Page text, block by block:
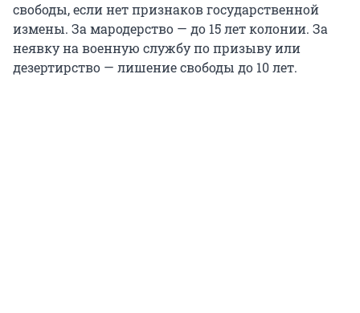
свободы, если нет признаков государственной
измены. За мародерство — до 15 лет колонии. За
неявку на военную службу по призыву или
дезертирство — лишение свободы до 10 лет.